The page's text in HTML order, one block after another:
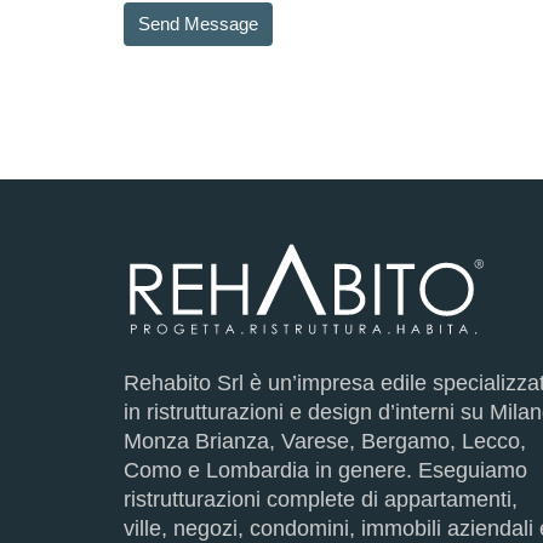
Rehabito Srl è un’impresa edile
in ristrutturazioni e design d’interni su
Monza Brianza, Varese, Bergamo, Lecco,
Como e Lombardia in genere. Eseguiamo
ristrutturazioni complete di appartamenti,
ville, negozi, condomini, immobili aziendali